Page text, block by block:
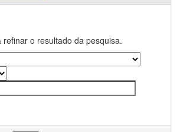
refinar o resultado da pesquisa.